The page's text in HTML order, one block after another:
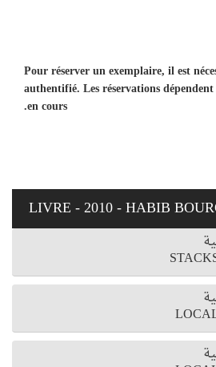
Pour réserver un exemplaire, il est
authentifié. Les réservations
en cours.
LIVRE - 2010 - HABIB